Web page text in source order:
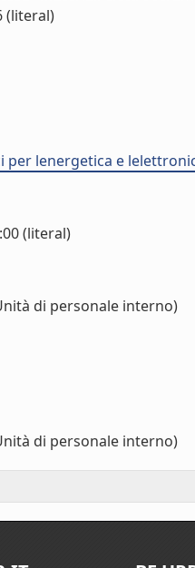
(literal)
lenergetica e
(literal)
di personale interno)
di personale interno)